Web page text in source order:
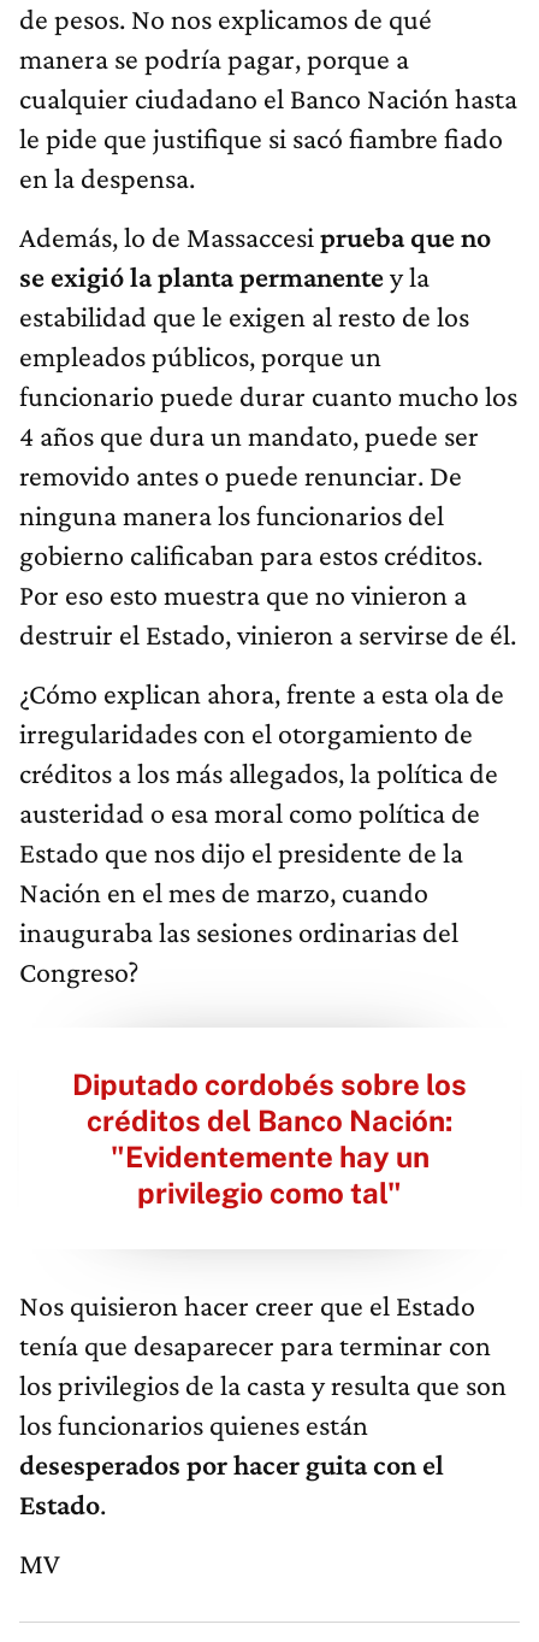
de pesos. No nos explicamos de qué
manera se podría pagar, porque a
cualquier ciudadano el Banco Nación hasta
le pide que justifique si sacó fiambre fiado
en la despensa.
Además, lo de Massaccesi prueba que no
se exigió la planta permanentey la
estabilidad que le exigen al resto de los
empleados públicos, porque un
funcionario puede durar cuanto mucho los
4 años que dura un mandato, puede ser
removido antes o puede renunciar. De
ninguna manera los funcionarios del
gobierno calificaban para estos créditos.
Por eso esto muestra que no vinieron a
destruir el Estado, vinieron a servirse de él.
¿Cómo explican ahora, frente a esta ola de
irregularidades con el otorgamiento de
créditos a los más allegados, la política de
austeridad o esa moral como política de
Estado que nos dijo el presidente de la
Nación en el mes de marzo, cuando
inauguraba las sesiones ordinarias del
Congreso?
Diputado cordobés sobre los
créditos del Banco Nación:
"Evidentemente hay un
privilegio como tal"
Nos quisieron hacer creer que el Estado
tenía que desaparecer para terminar con
los privilegios de la casta y resulta que son
los funcionarios quienes están
desesperados por hacer guita con el
Estado.
MV